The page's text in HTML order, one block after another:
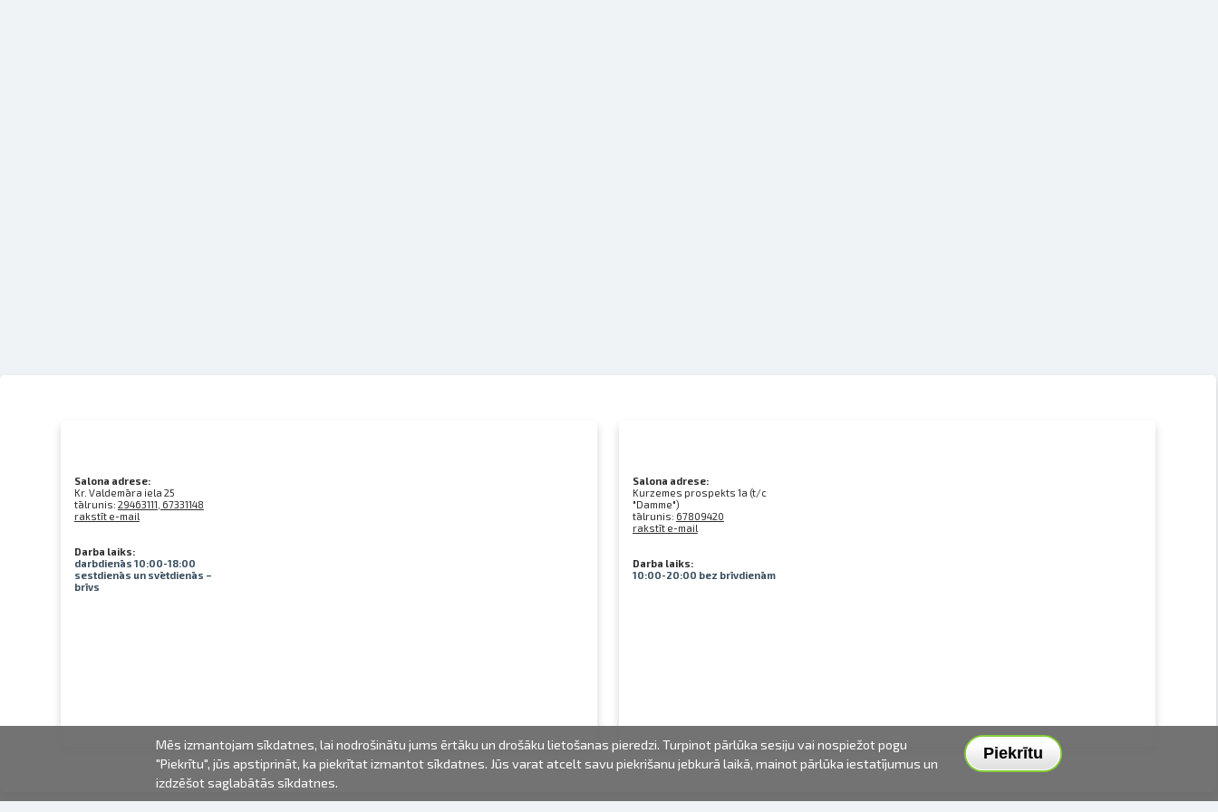
Salona adrese:
Kr. Valdemāra iela 25
tālrunis: 29463111, 67331148
rakstīt e-mail
Darba laiks:
darbdienās 10:00-18:00
sestdienās un svētdienās –
brīvs
Salona adrese:
Kurzemes prospekts 1a (t/c
"Damme")
tālrunis: 67809420
rakstīt e-mail
Darba laiks:
10:00-20:00 bez brīvdienām
Piekrītu
Mēs izmantojam sīkdatnes, lai nodrošinātu jums ērtāku un drošāku lietošanas pieredzi. Turpinot pārlūka sesiju vai nospiežot pogu
"Piekrītu", jūs apstiprināt, ka piekrītat izmantot sīkdatnes. Jūs varat atcelt savu piekrišanu jebkurā laikā, mainot pārlūka iestatījumus un
izdzēšot saglabātās sīkdatnes.